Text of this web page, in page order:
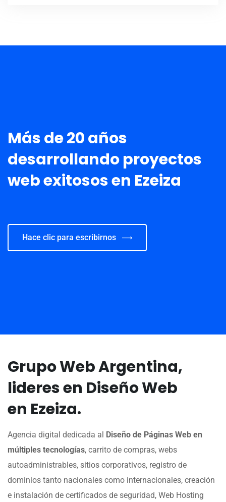
Más de 20 años
desarrollando proyectos
web exitosos en Ezeiza
Hace clic para escribirnos
Grupo Web Argentina,
lideres en Diseño Web
en Ezeiza.
Agencia digital dedicada al
Diseño de Páginas Web en
múltiples tecnologías, carrito de compras, webs
autoadministrables, sitios corporativos, registro de
dominios tanto nacionales como internacionales, creación
e instalación de certificados de seguridad, Web Hosting